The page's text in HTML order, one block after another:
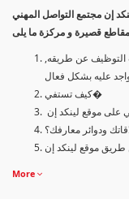
إن مجتمع التواصل المهني
مقاطع قصيرة و مركزة ما يلى
التوظيف عن طريقه,
عليه بشكل فعال
كيف تستفي�
على موقع لينكد إن
ودوائر معارفك؟
موقع لينكد إن
More